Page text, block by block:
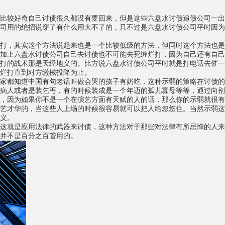
较好奇自己讨债很久都没有要回来，但是这些六盘水讨债追债公司一
用的绝招说穿了有什么用大不了的，只不过是六盘水讨债公司平时因
，其实这个方法说起来也是一个比较低级的方法，但同时这个方法也
上六盘水讨债公司自己去讨债也不可能去死缠烂打，因为自己还有自
的战术那是天经地义的。比方说六盘水讨债公司平时就是打电话去催
打直到对方缴械投降为止。
都知道中国有句老话叫做会哭的孩子有奶吃，这种示弱的策略在讨债
人或者是装乞丐，有的时候装成是一个年迈的孤儿寡母等等，通过向
因为如果你不是一个在演艺方面有天赋的人的话，那么你的示弱就很
才华的，当这些人上场的时候很容易就可以把人给忽悠住。当然示弱
。
就是应用法律的武器来讨债，这种方法对于那些对法律有所忌惮的人
不是百分之百管用的。